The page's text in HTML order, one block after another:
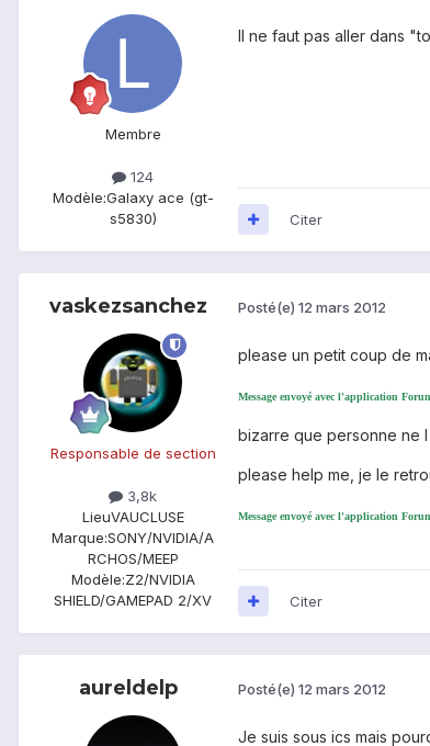
Membre
124
Modèle:Galaxy ace (gt-
s5830)
Il ne faut pas aller dans
Citer
vaskezsanchez
Responsable de section
3,8k
LieuVAUCLUSE
Marque:SONY/NVIDIA/A
RCHOS/MEEP
Modèle:Z2/NVIDIA
SHIELD/GAMEPAD 2/XV
Posté(e) 12 mars 2012
please un petit coup de
Message envoyé avec l'application
bizarre que personne ne
please help me, je le
Message envoyé avec l'application
Citer
aureldelp Posté(e) 12 mars 2012
Je suis sous ics mais